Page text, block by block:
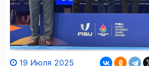
19 Июля 2025